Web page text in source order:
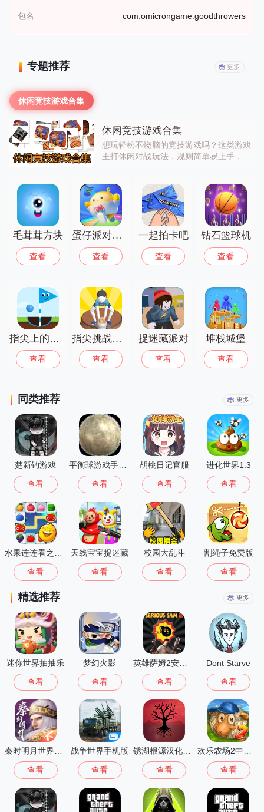
包名 com.omicrongame.goodthrowers
专题推荐 更多
休闲竞技游戏合集
休闲竞技游戏合集
想玩轻松不烧脑的竞技游戏吗？这类游戏
主打休闲对战玩法，规则简单易上手，支
启休闲竞技之旅，享受对战的快乐吧！
毛茸茸方块
查看
蛋仔派对官服版下载网易
查看
一起拍卡吧
查看
钻石篮球机
查看
指尖上的高尔夫
查看
指尖挑战安卓版
查看
捉迷藏派对
查看
堆栈城堡
查看
同类推荐 更多
楚新钓游戏
查看 查看
胡桃日记官服
查看
进化世界1.3
查看
水果连连看之水果连萌
查看
天线宝宝捉迷藏
查看
校园大乱斗
查看
割绳子免费版
查看
精选推荐 更多
迷你世界抽抽乐
查看
梦幻火影
查看 查看
Dont Starve
查看
查看
战争世界手机版
查看 查看 查看